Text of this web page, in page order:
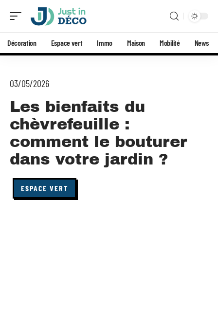
Décoration Espace vert Immo Maison Mobilité News
03/05/2026
Les bienfaits du
chèvrefeuille :
comment le bouturer
dans votre jardin ?
ESPACE VERT